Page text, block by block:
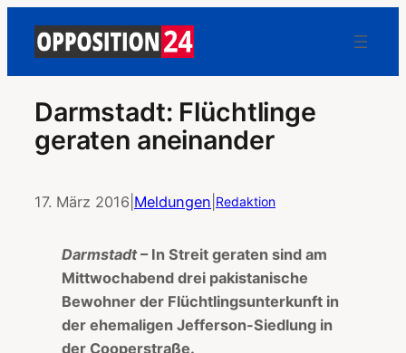
Darmstadt: Flüchtlinge
geraten aneinander
17. März 2016 Meldungen Redaktion
Darmstadt– In Streit geraten sind am
Mittwochabend drei pakistanische
Bewohner der Flüchtlingsunterkunft in
der ehemaligen Jefferson-Siedlung in
der Cooperstraße.